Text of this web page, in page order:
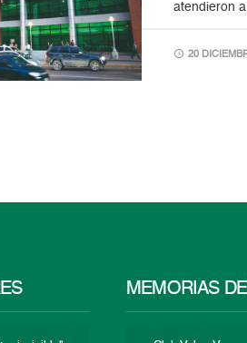
atendieron
20
MEMORIAS